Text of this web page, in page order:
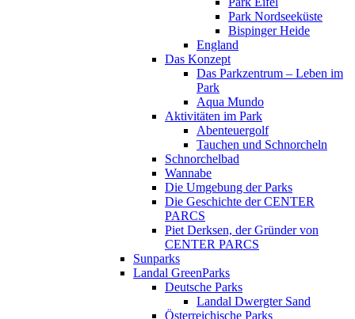
Park Nordseeküste
Bispinger Heide
England
Das Konzept
Das Parkzentrum – Leben im
Park
Aqua Mundo
Aktivitäten im Park
Abenteuergolf
Tauchen und Schnorcheln
Schnorchelbad
Wannabe
Die Umgebung der Parks
Die Geschichte der CENTER
PARCS
Piet Derksen, der Gründer von
CENTER PARCS
Sunparks
Landal GreenParks
Deutsche Parks
Landal Dwergter Sand
Österreichische Parks